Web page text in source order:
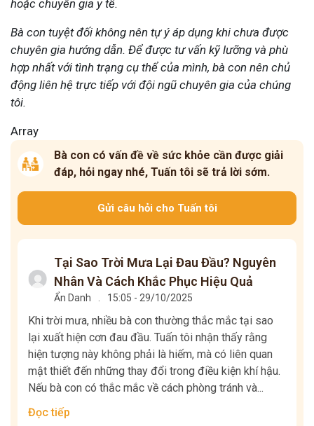
hoặc chuyên gia y tế.
Bà con tuyệt đối không nên tự ý áp dụng khi chưa được
chuyên gia hướng dẫn. Để được tư vấn kỹ lưỡng và phù
hợp nhất với tình trạng cụ thể của mình, bà con nên chủ
động liên hệ trực tiếp với đội ngũ chuyên gia của chúng
tôi.
Array
Bà con có vấn đề về sức khỏe cần được giải
đáp, hỏi ngay nhé, Tuấn tôi sẽ trả lời sớm.
Gửi câu hỏi cho Tuấn tôi
Tại Sao Trời Mưa Lại Đau Đầu? Nguyên
Nhân Và Cách Khắc Phục Hiệu Quả
Ẩn Danh 15:05 - 29/10/2025
Khi trời mưa, nhiều bà con thường thắc mắc tại sao
lại xuất hiện cơn đau đầu. Tuấn tôi nhận thấy rằng
hiện tượng này không phải là hiếm, mà có liên quan
mật thiết đến những thay đổi trong điều kiện khí hậu.
Nếu bà con có thắc mắc về cách phòng tránh và...
Đọc tiếp